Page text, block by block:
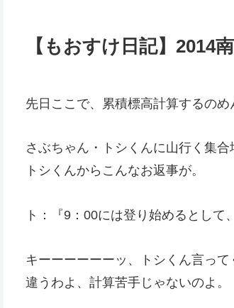
【もおすけ日記】2014
先日ここで、累積標高計算するのめ
さぶちゃん・トシくんに山行く集
トシくんからこんなお返事が。
ト：『9：00には登り始めるとして
キーーーーーーッ、トシくん言って
違うわよ、計算苦手じゃないのよ。